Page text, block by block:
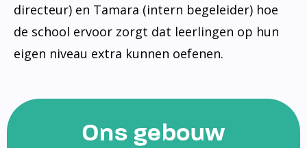
directeur) en Tamara (intern begeleider) hoe
de school ervoor zorgt dat leerlingen op hun
eigen niveau extra kunnen oefenen.
Ons gebouw